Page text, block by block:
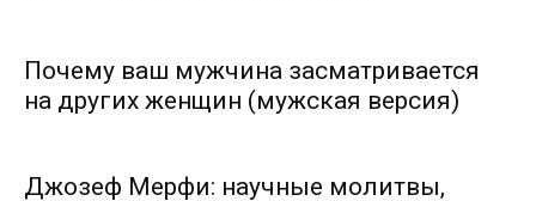
Почему ваш мужчина засматривается
на других женщин (мужская версия)
Джозеф Мерфи: научные молитвы,